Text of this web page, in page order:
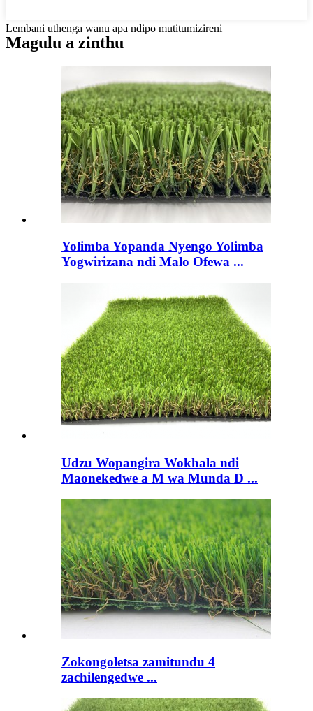
Lembani uthenga wanu apa ndipo mutitumizireni
Magulu a zinthu
Yolimba Yopanda Nyengo Yolimba
Yogwirizana ndi Malo Ofewa ...
Udzu Wopangira Wokhala ndi
Maonekedwe a M wa Munda D ...
Zokongoletsa zamitundu 4
zachilengedwe ...